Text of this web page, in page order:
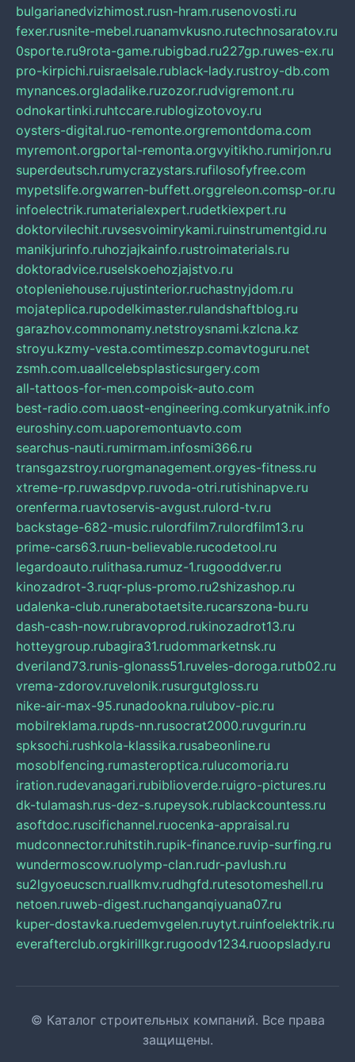
bulgarianedvizhimost.rusn-hram.rusenovosti.ru
fexer.rusnite-mebel.ruanamvkusno.rutechnosaratov.ru
0sporte.ru9rota-game.rubigbad.ru227gp.ruwes-ex.ru
pro-kirpichi.ruisraelsale.rublack-lady.rustroy-db.com
mynances.orgladalike.ruzozor.rudvigremont.ru
odnokartinki.ruhtccare.rublogizotovoy.ru
oysters-digital.ruo-remonte.orgremontdoma.com
myremont.orgportal-remonta.orgvyitikho.rumirjon.ru
superdeutsch.rumycrazystars.rufilosofyfree.com
mypetslife.orgwarren-buffett.orggreleon.comsp-or.ru
infoelectrik.rumaterialexpert.rudetkiexpert.ru
doktorvilechit.ruvsesvoimirykami.ruinstrumentgid.ru
manikjurinfo.ruhozjajkainfo.rustroimaterials.ru
doktoradvice.ruselskoehozjajstvo.ru
otopleniehouse.rujustinterior.ruchastnyjdom.ru
mojateplica.rupodelkimaster.rulandshaftblog.ru
garazhov.commonamy.netstroysnami.kzlcna.kz
stroyu.kzmy-vesta.comtimeszp.comavtoguru.net
zsmh.com.uaallcelebsplasticsurgery.com
all-tattoos-for-men.compoisk-auto.com
best-radio.com.uaost-engineering.comkuryatnik.info
euroshiny.com.uaporemontuavto.com
searchus-nauti.rumirmam.infosmi366.ru
transgazstroy.ruorgmanagement.orgyes-fitness.ru
xtreme-rp.ruwasdpvp.ruvoda-otri.rutishinapve.ru
orenferma.ruavtoservis-avgust.rulord-tv.ru
backstage-682-music.rulordfilm7.rulordfilm13.ru
prime-cars63.ruun-believable.rucodetool.ru
legardoauto.rulithasa.rumuz-1.rugooddver.ru
kinozadrot-3.ruqr-plus-promo.ru2shizashop.ru
udalenka-club.runerabotaetsite.rucarszona-bu.ru
dash-cash-now.rubravoprod.rukinozadrot13.ru
hotteygroup.rubagira31.rudommarketnsk.ru
dveriland73.runis-glonass51.ruveles-doroga.rutb02.ru
vrema-zdorov.ruvelonik.rusurgutgloss.ru
nike-air-max-95.runadookna.rulubov-pic.ru
mobilreklama.rupds-nn.rusocrat2000.ruvgurin.ru
spksochi.rushkola-klassika.rusabeonline.ru
mosoblfencing.rumasteroptica.rulucomoria.ru
iration.rudevanagari.rubiblioverde.ruigro-pictures.ru
dk-tulamash.rus-dez-s.rupeysok.rublackcountess.ru
asoftdoc.ruscifichannel.ruocenka-appraisal.ru
mudconnector.ruhitstih.rupik-finance.ruvip-surfing.ru
wundermoscow.ruolymp-clan.rudr-pavlush.ru
su2lgyoeucscn.ruallkmv.rudhgfd.rutesotomeshell.ru
netoen.ruweb-digest.ruchanganqiyuana07.ru
kuper-dostavka.ruedemvgelen.ruytyt.ruinfoelektrik.ru
everafterclub.orgkirillkgr.rugoodv1234.ruoopslady.ru
© Каталог строительных компаний. Все права
защищены.